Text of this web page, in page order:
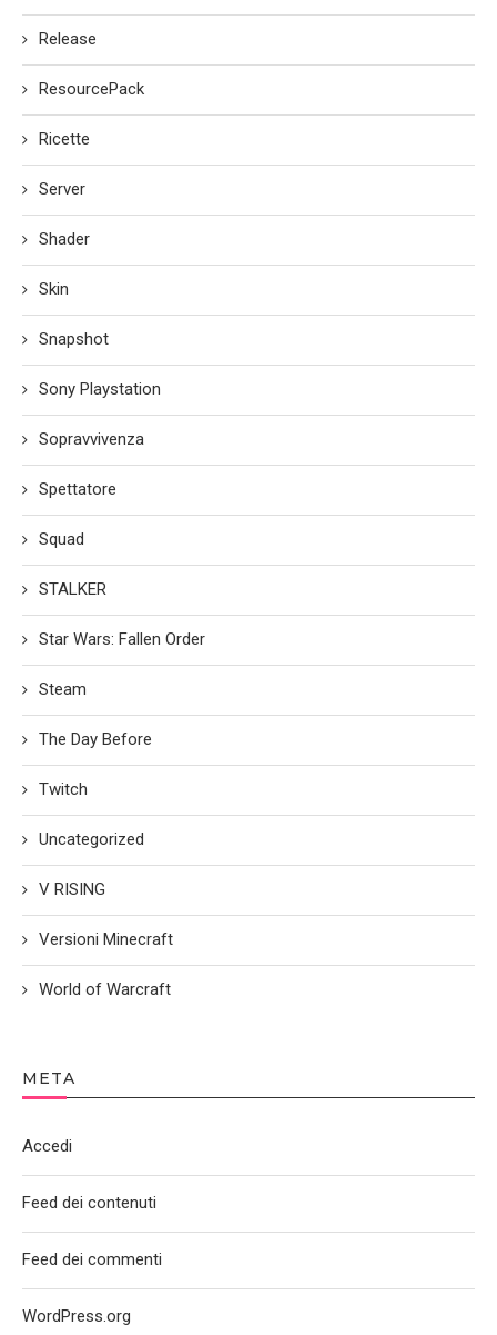
Release
ResourcePack
Ricette
Server
Shader
Skin
Snapshot
Sony Playstation
Sopravvivenza
Spettatore
Squad
STALKER
Star Wars: Fallen Order
Steam
The Day Before
Twitch
Uncategorized
V RISING
Versioni Minecraft
World of Warcraft
META
Accedi
Feed dei contenuti
Feed dei commenti
WordPress.org